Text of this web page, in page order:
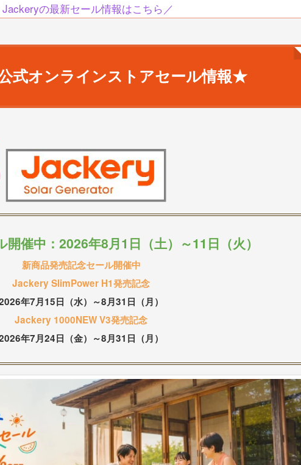
Jackeryの最新セール情報はこちら／
式オンラインストアセール情報★
催中：2026年8月1日（土）～11日（火）
新商品発売記念セール開催中
Jackery SlimPower H1発売記念
年7月15日（水）～8月31日（月）
Jackery 1000NEW V3発売記念
年7月24日（金）～8月31日（月）